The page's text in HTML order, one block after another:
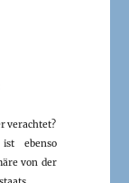
verachtet?
ebenso
von der